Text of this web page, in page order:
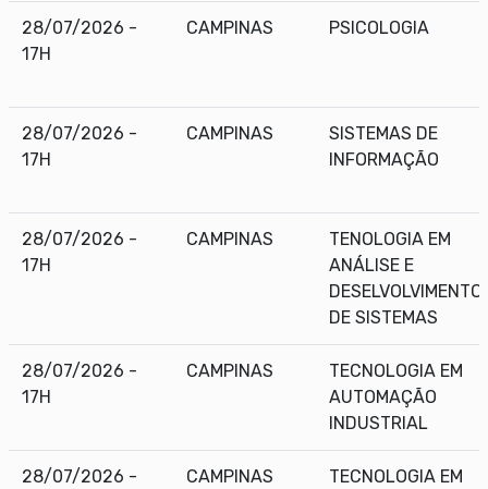
28/07/2026 -
17H
CAMPINAS PSICOLOGIA
28/07/2026 -
17H
CAMPINAS
SISTEMAS DE
INFORMAÇÃO
28/07/2026 -
17H
CAMPINAS
TENOLOGIA EM
ANÁLISE E
DESELVOLVIMENTO
DE SISTEMAS
28/07/2026 -
17H
CAMPINAS
TECNOLOGIA EM
AUTOMAÇÃO
INDUSTRIAL
28/07/2026 -
CAMPINAS
TECNOLOGIA EM